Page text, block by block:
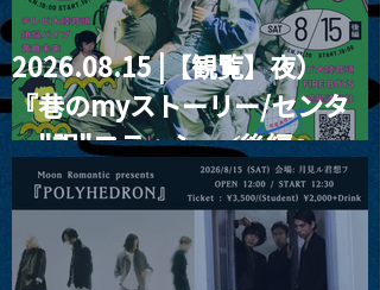
2026.08.15 |【観覧】夜）
『巷のmyストーリー/センタ
ー"訳"フラッシュ⚡️後編』